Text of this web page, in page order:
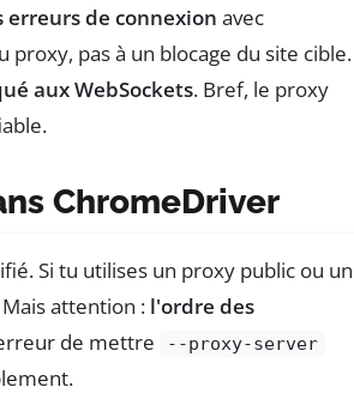
erreurs de connexion avec
pas à un blocage du site cible.
aux WebSockets. Bref, le proxy
ChromeDriver
Si tu utilises un proxy public ou un
attention : l'ordre des
de mettre --proxy-server